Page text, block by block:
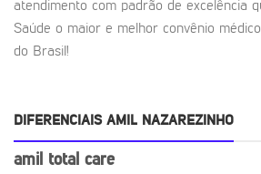
atendimento com padrão de excelência
Saúde o maior e melhor convênio
do Brasil!
DIFERENCIAIS AMIL NAZAREZINHO
amil total care